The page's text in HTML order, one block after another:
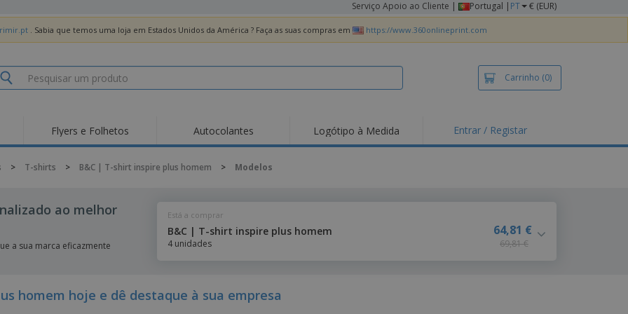
Serviço Apoio ao Cliente | Portugal | PT € (EUR)
. Sabia que temos uma loja em Estados Unidos da América ? Faça as suas compras em https://www.360onlineprint.com
Carrinho (0)
Tendências
Roll-ups
Autocolantes, Vinis e
Cartazes
Novos Produtos
de alimentação
Descartáveis
Relógios de pulso
Flyers e Folhetos Autocolantes Logótipo à Medida Entrar / Registar
> T-shirts > B&C | T-shirt inspire plus homem > Modelos
ao melhor
a sua marca eficazmente
Está a comprar
B&C | T-shirt inspire plus homem
4 unidades
64,81 €
69,81 €
homem hoje e dê destaque à sua empresa